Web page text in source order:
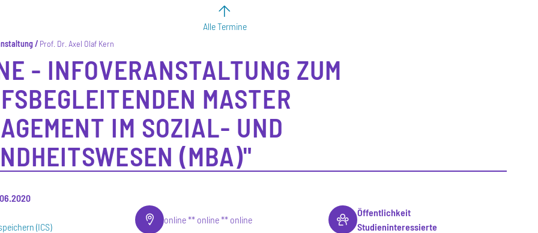
Alle Termine
Prof. Dr. Axel Olaf Kern
- INFOVERANSTALTUNG ZUM
MASTER
IM SOZIAL- UND
(MBA)"
(ICS)
online ** online ** online
Öffentlichkeit
Studieninteressierte